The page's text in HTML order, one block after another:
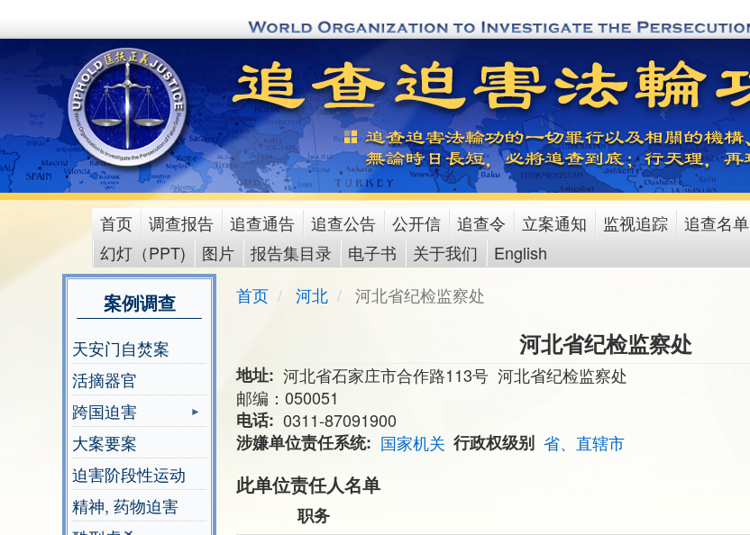
to
content
main
menu
首页 调查报告 追查通告 追查公告 公开信 追查令 立案通知 监视追踪 追查名单
幻灯（PPT)
图片 报告集目录 电子书 关于我们 English
案例调查
天安门自焚案
活摘器官
跨国迫害
大案要案
迫害阶段性运动
精神, 药物迫害
首页 河北 河北省纪检监察处
河北省纪检监察处
地址
河北省石家庄市合作路113号 河北省纪检监察处
邮编：050051
电话
0311-87091900
涉嫌单位责任系统
国家机关 行政权级别 省、直辖市
此单位责任人名单
职务